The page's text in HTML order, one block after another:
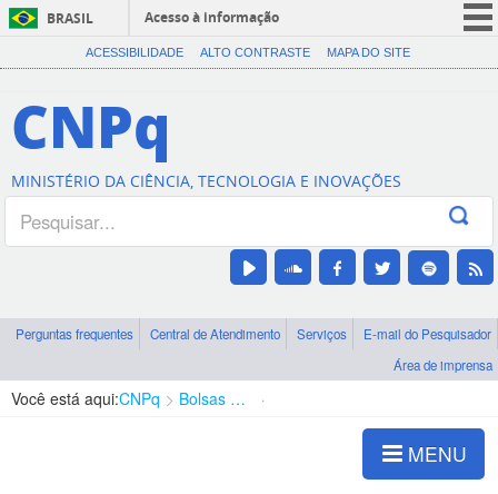
BRASIL
Acesso à informação
CORONAVÍRUS (COVID-19)
Canais
ACESSIBILIDADE ALTO CONTRASTE MAPA DO SITE
CNPq
MINISTÉRIO DA CIÊNCIA, TECNOLOGIA E INOVAÇÕES
Perguntas frequentes Central de Atendimento Serviços
E-mail do Pesquisador
Área de imprensa
Você está aqui:CNPq Bolsas e Auxílios Vigentes
MENU